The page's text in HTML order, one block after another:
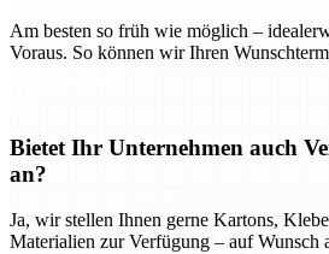
Am besten so früh wie möglich –
Voraus. So können wir Ihren
Bietet Ihr Unternehmen auch
an?
Ja, wir stellen Ihnen gerne Kartons,
Materialien zur Verfügung – auf Wunsch